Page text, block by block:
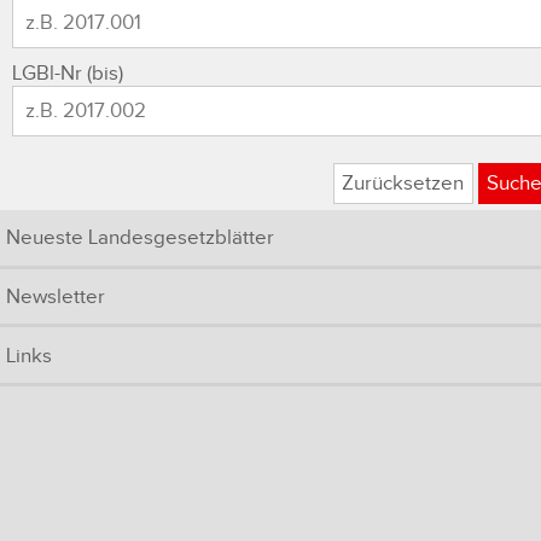
LGBl-Nr (bis)
Zurücksetzen
Neueste Landesgesetzblätter
Newsletter
Links